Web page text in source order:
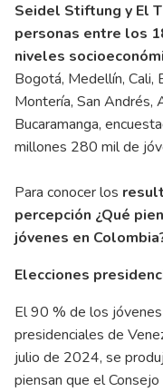
Seidel Stiftung y El
personas entre los
niveles
Bogotá, Medellín, Cali,
Montería, San Andrés,
Bucaramanga,
millones 280 mil de
Para conocer los
percepción ¿Qué
jóvenes en
Elecciones
El 90 % de los
presidenciales de
julio de 2024, se
piensan que el